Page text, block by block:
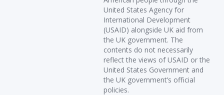
United States Agency for
International Development
(USAID) alongside UK aid from
the UK government. The
contents do not necessarily
reflect the views of USAID or the
United States Government and
the UK government’s official
policies.